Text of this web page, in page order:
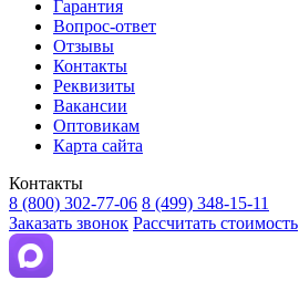
Гарантия
Вопрос-ответ
Отзывы
Контакты
Реквизиты
Вакансии
Оптовикам
Карта сайта
Контакты
8 (800) 302-77-06 8 (499) 348-15-11
Заказать звонок Рассчитать стоимость